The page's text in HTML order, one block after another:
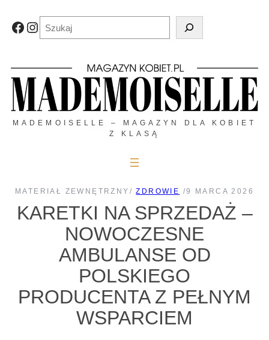
treściFacebook
Instagram
MADEMOISELLE – MAGAZYN DLA KOBIET
Z KLASĄ
MATERIAŁ ZEWNĘTRZNY /ZDROWIE /9 MARCA 2026
KARETKI NA SPRZEDAŻ –
NOWOCZESNE
AMBULANSE OD
POLSKIEGO
PRODUCENTA Z PEŁNYM
WSPARCIEM